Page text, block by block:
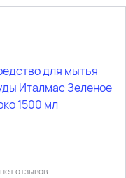
нет отзывов